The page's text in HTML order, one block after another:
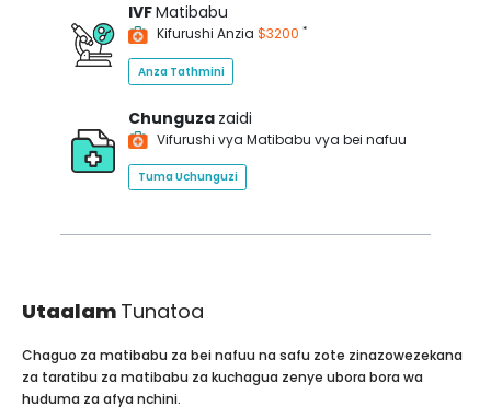
IVFMatibabu
Kifurushi Anzia $3200 *
Anza Tathmini
Chunguza zaidi
Vifurushi vya Matibabu vya bei nafuu
Tuma Uchunguzi
Utaalam Tunatoa
Chaguo za matibabu za bei nafuu na safu zote zinazowezekana
za taratibu za matibabu za kuchagua zenye ubora bora wa
huduma za afya nchini.